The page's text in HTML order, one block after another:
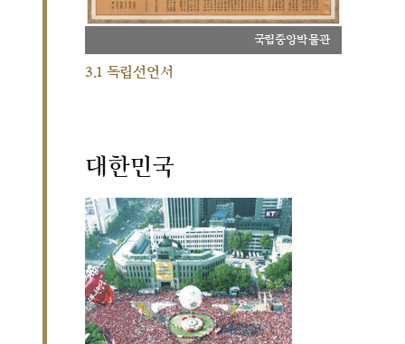
국립중앙박물관
3.1 독립선언서
대한민국